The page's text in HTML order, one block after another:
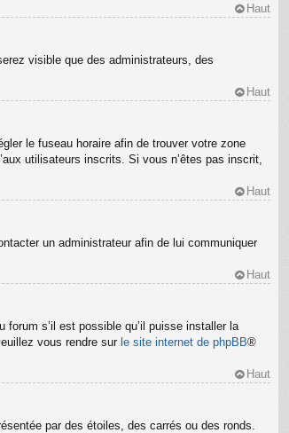
Haut
visible que des administrateurs, des
Haut
le fuseau horaire afin de trouver votre zone
utilisateurs inscrits. Si vous n’êtes pas inscrit,
Haut
un administrateur afin de lui communiquer
Haut
s’il est possible qu’il puisse installer la
vous rendre sur le site internet de phpBB®
Haut
par des étoiles, des carrés ou des ronds.